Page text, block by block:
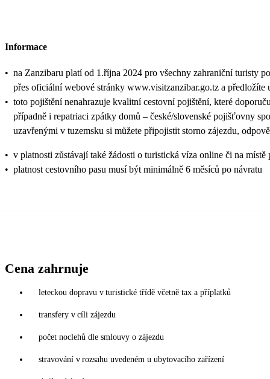
Informace
• na Zanzibaru platí od 1.října 2024 pro všechny zahraniční turisty
přes oficiální webové stránky www.visitzanzibar.go.tz a předložíte
• toto pojištění nenahrazuje kvalitní cestovní pojištění, které
případně i repatriaci zpátky domů – české/slovenské pojišťovny
uzavřenými v tuzemsku si můžete připojistit storno zájezdu,
• v platnosti zůstávají také žádosti o turistická víza online či na
• platnost cestovního pasu musí být minimálně 6 měsíců po návratu
Cena zahrnuje
leteckou dopravu v turistické třídě včetně tax a příplatků
transfery v cíli zájezdu
počet noclehů dle smlouvy o zájezdu
stravování v rozsahu uvedeném u ubytovacího zařízení